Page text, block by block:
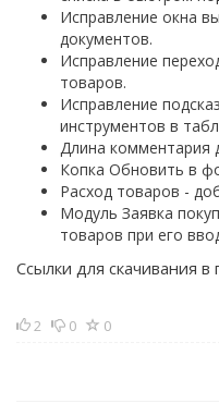
Исправление окна
документов.
Исправление
товаров.
Исправление
инструментов в
Длина комментария
Копка Обновить в
Расход товаров -
Модуль Заявка
товаров при его
Ссылки для скачивания
2 0 0